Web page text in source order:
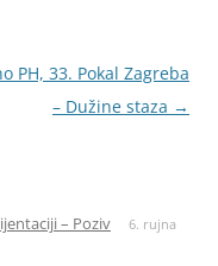
PH, 33. Pokal Zagreba
– Dužine staza →
– Poziv
6. rujna